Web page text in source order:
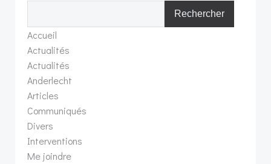
Rechercher
Accueil
Actualités
Actualités
Anderlecht
Articles
Communiqués
Divers
Interventions
Me joindre